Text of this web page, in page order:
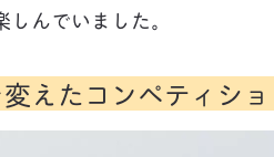
んでいました。
えたコンペティシ